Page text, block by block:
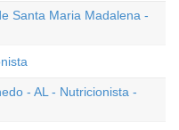
Santa Maria Madalena -
- AL - Nutricionista -